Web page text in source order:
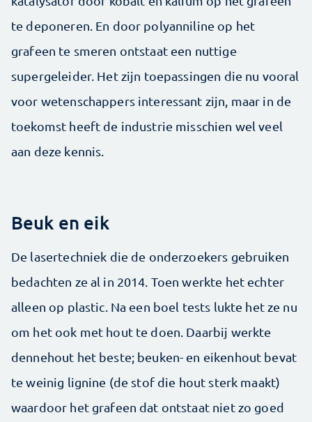
te deponeren. En door polyanniline op het
grafeen te smeren ontstaat een nuttige
supergeleider. Het zijn toepassingen die nu vooral
voor wetenschappers interessant zijn, maar in de
toekomst heeft de industrie misschien wel veel
aan deze kennis.
Beuk en eik
De lasertechniek die de onderzoekers gebruiken
bedachten ze al in 2014. Toen werkte het echter
alleen op plastic. Na een boel tests lukte het ze nu
om het ook met hout te doen. Daarbij werkte
dennehout het beste; beuken- en eikenhout bevat
te weinig lignine (de stof die hout sterk maakt)
waardoor het grafeen dat ontstaat niet zo goed